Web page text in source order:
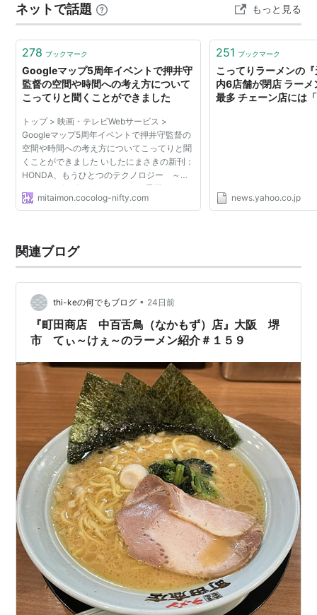
入店が我が家のルール。 🍜 注文したもの ● 夫：こって
り 天下一品に来たら絶対これ。 迷うという概念が存在し
ない。 ● 私：屋…
ネットで話題 もっと見る
278 ブックマーク
Googleマップ5周年イベントで押井守
監督の空間や時間への考え方について
こってりと聞くことができました
トップ > 映画・テレビWebサービス >
Googleマップ5周年イベントで押井守監督の
空間や時間への考え方についてこってりと聞
くことができました いしたにまさきの新刊：
HONDA、もうひとつのテクノロジー ～イ
ンターナビ×ビッグデータ×IoT×震災～ 01
それはメッカコンパスから始まった｜Ｈｏｎ
mitaimon.cocolog-nifty.com
251 ブックマーク
こってりラーメンの
内6店舗が閉店 ラー
最多 チェーン店には
news.yahoo.co.jp
関連ブログ
thi-keの何でもブログ • 24日前
『町田商店 中百舌鳥（なかもず）店』大阪 堺
市 てぃ～けぇ～のラーメン紹介＃１５９